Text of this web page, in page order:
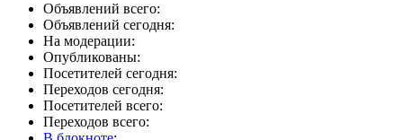
Объявлений всего:
Объявлений сегодня:
На модерации:
Опубликованы:
Посетителей сегодня:
Переходов сегодня:
Посетителей всего:
Переходов всего: